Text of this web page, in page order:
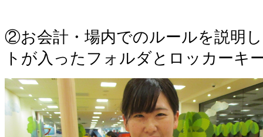
②お会計・場内でのルールを説明
トが入ったフォルダとロッカーキ